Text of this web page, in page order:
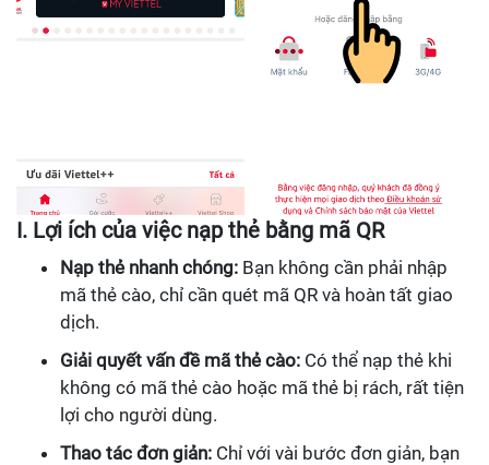
I. Lợi ích của việc nạp thẻ bằng mã QR
Nạp thẻ nhanh chóng: Bạn không cần phải nhập
mã thẻ cào, chỉ cần quét mã QR và hoàn tất giao
dịch.
Giải quyết vấn đề mã thẻ cào: Có thể nạp thẻ khi
không có mã thẻ cào hoặc mã thẻ bị rách, rất tiện
lợi cho người dùng.
Thao tác đơn giản: Chỉ với vài bước đơn giản, bạn